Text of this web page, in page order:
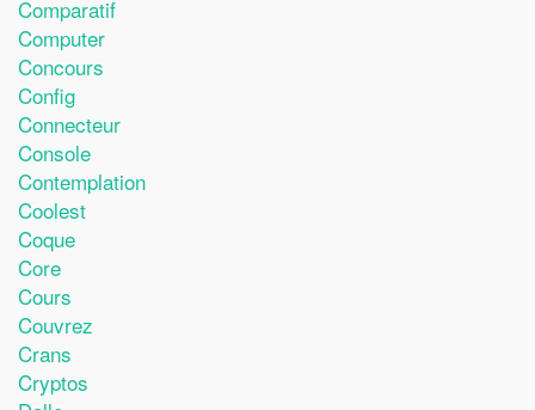
Comparatif
Computer
Concours
Config
Connecteur
Console
Contemplation
Coolest
Coque
Core
Cours
Couvrez
Crans
Cryptos